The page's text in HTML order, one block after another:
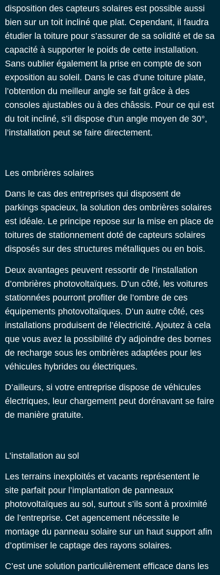
disposition des capteurs solaires est possible aussi
bien sur un toit incliné que plat. Cependant, il faudra
étudier la toiture pour s’assurer de sa solidité et de sa
capacité à supporter le poids de cette installation.
Sans oublier également la prise en compte de son
exposition au soleil. Dans le cas d’une toiture plate,
l’obtention du meilleur angle se fait grâce à des
consoles ajustables ou à des châssis. Pour ce qui est
du toit incliné, s’il dispose d’un angle moyen de 30°,
l’installation peut se faire directement.
Les ombrières solaires
Dans le cas des entreprises qui disposent de
parkings spacieux, la solution des ombrières solaires
est idéale. Le principe repose sur la mise en place de
toitures de stationnement doté de capteurs solaires
disposés sur des structures métalliques ou en bois.
Deux avantages peuvent ressortir de l’installation
d’ombrières photovoltaïques. D’un côté, les voitures
stationnées pourront profiter de l’ombre de ces
équipements photovoltaïques. D’un autre côté, ces
installations produisent de l’électricité. Ajoutez à cela
que vous avez la possibilité d’y adjoindre des bornes
de recharge sous les ombrières adaptées pour les
véhicules hybrides ou électriques.
D’ailleurs, si votre entreprise dispose de véhicules
électriques, leur chargement peut dorénavant se faire
de manière gratuite.
L’installation au sol
Les terrains inexploités et vacants représentent le
site parfait pour l’implantation de panneaux
photovoltaïques au sol, surtout s’ils sont à proximité
de l’entreprise. Cet agencement nécessite le
montage du panneau solaire sur un haut support afin
d’optimiser le captage des rayons solaires.
C’est une solution particulièrement efficace dans les